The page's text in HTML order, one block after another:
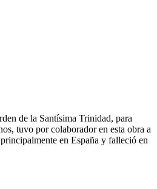
de la Santísima Trinidad, para
tuvo por colaborador en esta obra a
en España y falleció en